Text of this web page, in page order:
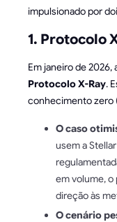
impulsionado por
1. Protocolo
Em janeiro de 2026,
Protocolo X-Ray.
conhecimento zero
O caso
usem a
em volume,
direção às
O cenário